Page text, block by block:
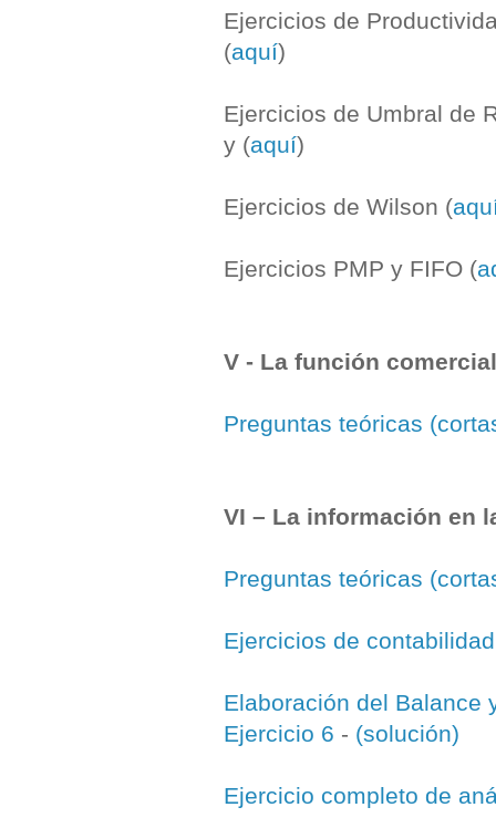
Ejercicios de
(aquí)
Ejercicios de Umbral de
y (aquí)
Ejercicios de Wilson (
Ejercicios PMP y FIFO (
V - La función
Preguntas teóricas
VI – La información en
Preguntas teóricas
Ejercicios de
Elaboración del Balance
Ejercicio 6 - (solución)
Ejercicio completo de